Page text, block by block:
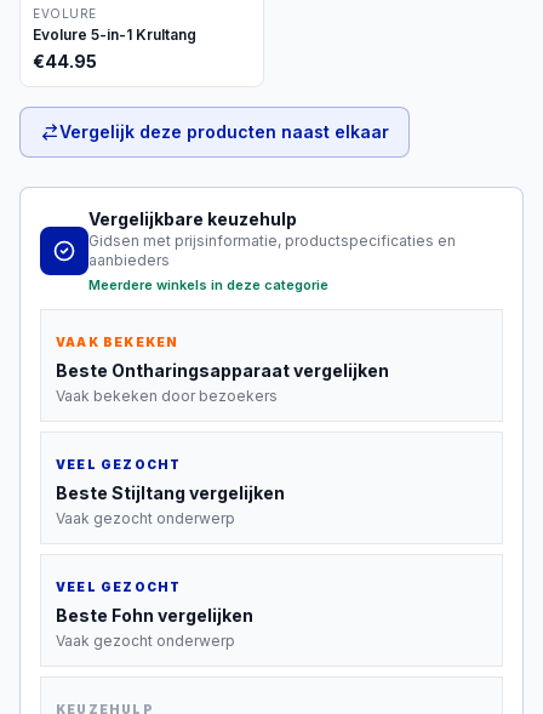
EVOLURE
Evolure 5-in-1 Krultang
€44.95
Vergelijk deze producten naast elkaar
Vergelijkbare keuzehulp
Gidsen met prijsinformatie, productspecificaties en
aanbieders
Meerdere winkels in deze categorie
VAAK BEKEKEN
Beste Ontharingsapparaatvergelijken
Vaak bekeken door bezoekers
VEEL GEZOCHT
Beste Stijltang vergelijken
Vaak gezocht onderwerp
VEEL GEZOCHT
Beste Fohn vergelijken
Vaak gezocht onderwerp
KEUZEHULP